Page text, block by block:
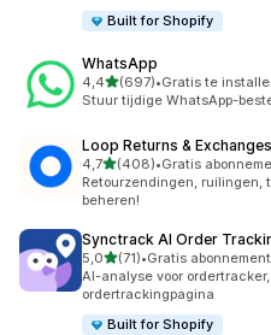
Built for Shopify
WhatsApp
4,4van 5 sterren
(697)
697 recensies in totaal
•Gratis te
Stuur tijdige WhatsApp-
Loop Returns & Exchanges
4,7van 5 sterren
(408)
408 recensies in totaal
•Gratis
Retourzendingen, ruilingen,
beheren!
Synctrack AI Order
5,0van 5 sterren
(71)
71 recensies in totaal
•Gratis
AI-analyse voor
ordertrackingpagina
Built for Shopify